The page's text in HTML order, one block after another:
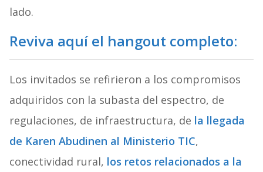
lado.
Reviva aquí el hangout completo:
Los invitados se refirieron a los compromisos
adquiridos con la subasta del espectro, de
regulaciones, de infraestructura, de la llegada
de Karen Abudinen al Ministerio TIC,
conectividad rural, los retos relacionados a la